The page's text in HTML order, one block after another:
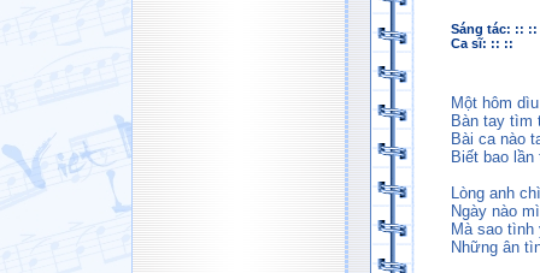
Sáng tác: :: ::
Ca sĩ: :: ::
Một hôm
Bàn tay tìm
Bài ca nào
Biết bao
Lòng anh
Ngày nào
Mà sao tình
Những ân